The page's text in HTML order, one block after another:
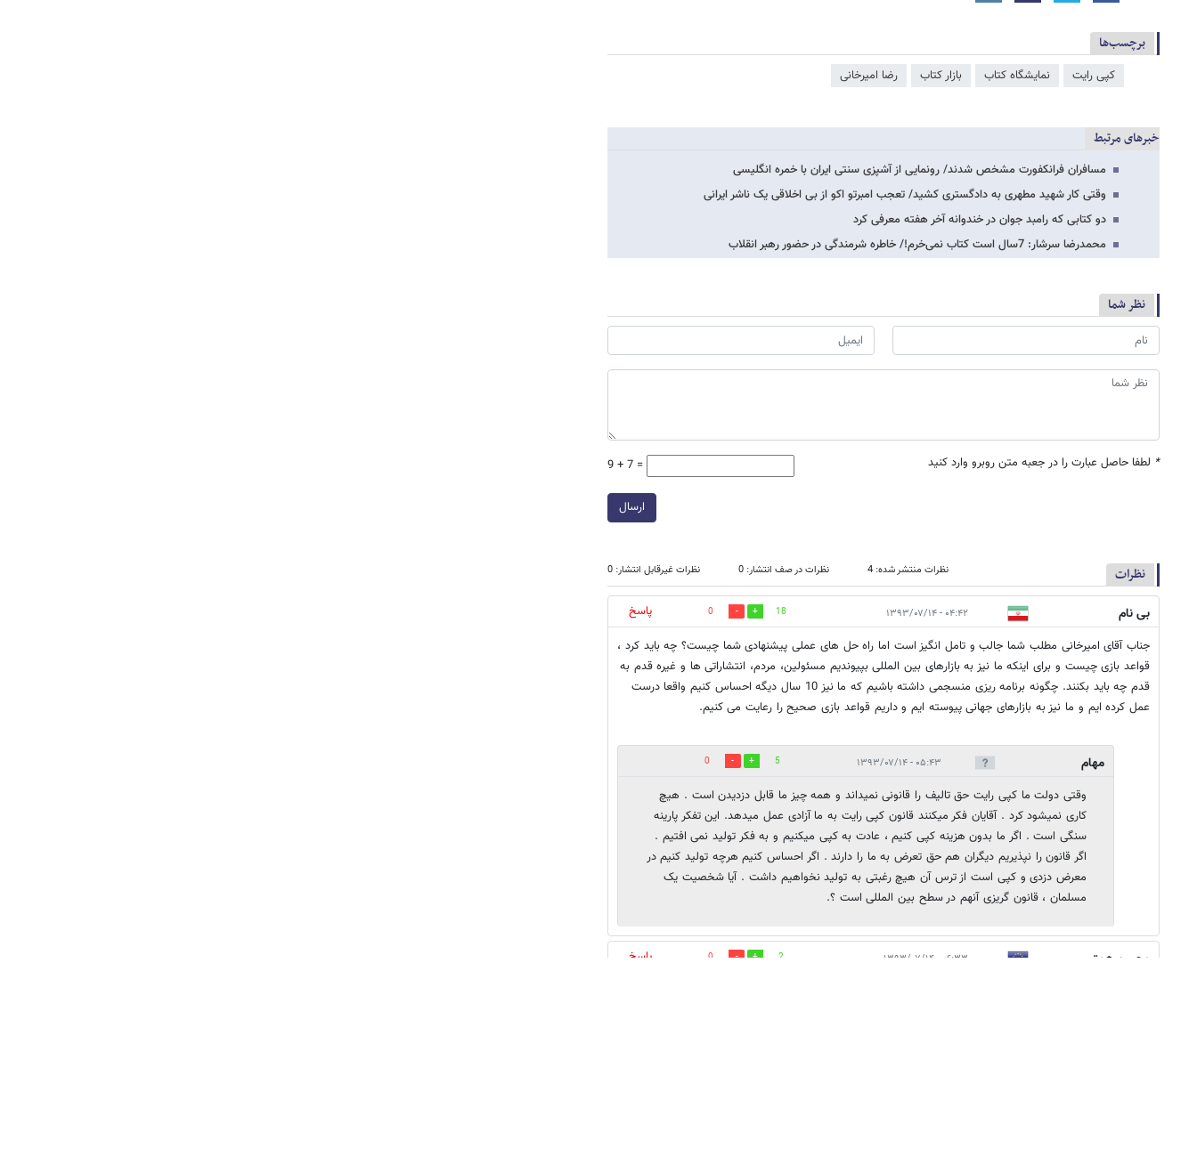
برچسب‌ها
کپی رایت نمایشگاه کتاب بازار کتاب رضا امیرخانی
خبرهای مرتبط
مسافران فرانکفورت مشخص شدند/ رونمایی از آشپزی سنتی ایران با خمره انگلیسی
وقتی کار شهید مطهری به دادگستری کشید/ تعجب امبرتو اکو از بی اخلاقی یک ناشر ایرانی
دو کتابی که رامبد جوان در خندوانه آخر هفته معرفی کرد
محمدرضا سرشار: 7سال است کتاب نمی‌خرم!/ خاطره شرمندگی در حضور رهبر انقلاب
نظر شما
* لطفا حاصل عبارت را در جعبه متن روبرو وارد کنید 9 + 7 =
ارسال
نظرات نظرات منتشر شده: 4 نظرات در صف انتشار: 0 نظرات غیرقابل انتشار: 0
بی نام ۰۴:۴۲ - ۱۳۹۳/۰۷/۱۴ 18
0
پاسخ
جناب آقای امیرخانی مطلب شما جالب و تامل انگیز است اما راه حل های عملی پیشنهادی شما چیست؟ چه باید کرد ،
قواعد بازی چیست و برای اینکه ما نیز به بازارهای بین المللی بپیوندیم مسئولین، مردم، انتشاراتی ها و غیره قدم به
قدم چه باید بکنند. چگونه برنامه ریزی منسجمی داشته باشیم که ما نیز 10 سال دیگه احساس کنیم واقعا درست
عمل کرده ایم و ما نیز به بازارهای جهانی پیوسته ایم و داریم قواعد بازی صحیح را رعایت می کنیم.
مهام ۰۵:۴۳ - ۱۳۹۳/۰۷/۱۴ 5
0
وقتی دولت ما کپی رایت حق تالیف را قانونی نمیداند و همه چیز ما قابل دزدیدن است . هیچ
کاری نمیشود کرد . آقایان فکر میکنند قانون کپی رایت به ما آزادی عمل میدهد. این تفکر پارینه
سنگی است . اگر ما بدون هزینه کپی کنیم ، عادت به کپی میکنیم و به فکر تولید نمی افتیم .
اگر قانون را نپذیریم دیگران هم حق تعرض به ما را دارند . اگر احساس کنیم هرچه تولید کنیم در
معرض دزدی و کپی است از ترس آن هیچ رغبتی به تولید نخواهیم داشت . آیا شخصیت یک
مسلمان ، قانون گریزی آنهم در سطح بین المللی است ؟.
محسن همتی ۰۶:۳۳ - ۱۳۹۳/۰۷/۱۴ 2
0
پاسخ